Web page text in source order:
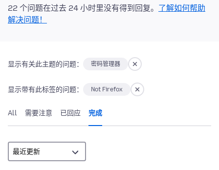
22 个问题在过去 24 小时里没有得到回复。 了解如何帮助
解决问题！
显示有关此主题的问题： 密码管理器
显示带有此标签的问题： Not Firefox
All 需要注意 已回应 完成